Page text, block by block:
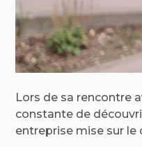
Lors de sa rencontre
constante de
entreprise mise sur le